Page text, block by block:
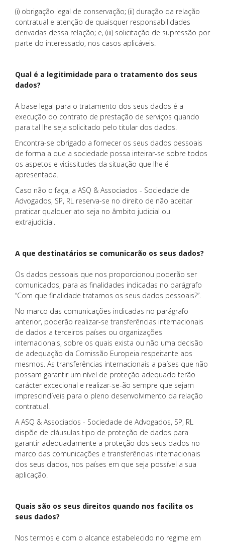
(i) obrigação legal de conservação; (ii) duração da relação
contratual e atenção de quaisquer responsabilidades
derivadas dessa relação; e, (iii) solicitação de supressão por
parte do interessado, nos casos aplicáveis.
Qual é a legitimidade para o tratamento dos seus
dados?
A base legal para o tratamento dos seus dados é a
execução do contrato de prestação de serviços quando
para tal lhe seja solicitado pelo titular dos dados.
Encontra-se obrigado a fornecer os seus dados pessoais
de forma a que a sociedade possa inteirar-se sobre todos
os aspetos e vicissitudes da situação que lhe é
apresentada.
Caso não o faça, a ASQ & Associados - Sociedade de
Advogados, SP, RL reserva-se no direito de não aceitar
praticar qualquer ato seja no âmbito judicial ou
extrajudicial.
A que destinatários se comunicarão os seus dados?
Os dados pessoais que nos proporcionou poderão ser
comunicados, para as finalidades indicadas no parágrafo
“Com que finalidade tratamos os seus dados pessoais?”.
No marco das comunicações indicadas no parágrafo
anterior, poderão realizar-se transferências internacionais
de dados a terceiros países ou organizações
internacionais, sobre os quais exista ou não uma decisão
de adequação da Comissão Europeia respeitante aos
mesmos. As transferências internacionais a países que não
possam garantir um nível de proteção adequado terão
carácter excecional e realizar-se-ão sempre que sejam
imprescindíveis para o pleno desenvolvimento da relação
contratual.
A ASQ & Associados - Sociedade de Advogados, SP, RL
dispõe de cláusulas tipo de proteção de dados para
garantir adequadamente a proteção dos seus dados no
marco das comunicações e transferências internacionais
dos seus dados, nos países em que seja possível a sua
aplicação.
Quais são os seus direitos quando nos facilita os
seus dados?
Nos termos e com o alcance estabelecido no regime em